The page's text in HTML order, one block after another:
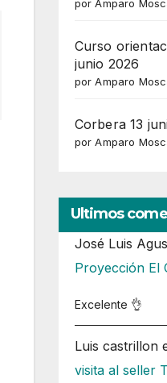
por Amparo
Curso
junio 2026
por Amparo
Corbera 13
por Amparo
Ultimos
José Luis
Proyección El
Excelente 👌
Luis castrillon
visita al seller